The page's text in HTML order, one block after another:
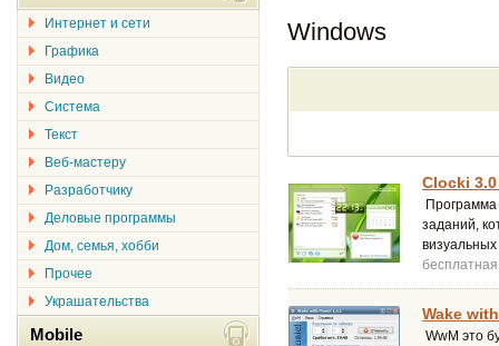
Windows
Clocki
заданий,
бесплатная
Wake
WwM это
Интернет и сети
Графика
Видео
Система
Текст
Веб-мастеру
Разработчику
Деловые программы
Дом, семья, хобби
Прочее
Украшательства
Mobile